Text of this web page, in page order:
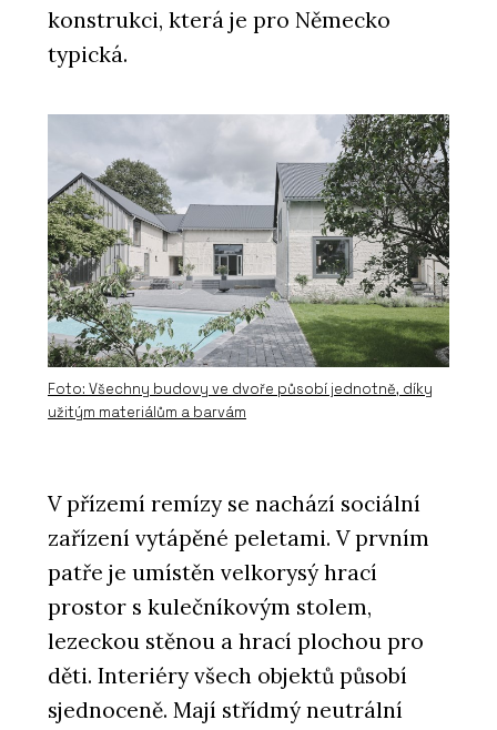
konstrukci, která je pro Německo
typická.
Foto: Všechny budovy ve dvoře působí jednotně, díky
užitým materiálům a barvám
V přízemí remízy se nachází sociální
zařízení vytápěné peletami. V prvním
patře je umístěn velkorysý hrací
prostor s kulečníkovým stolem,
lezeckou stěnou a hrací plochou pro
děti. Interiéry všech objektů působí
sjednoceně. Mají střídmý neutrální